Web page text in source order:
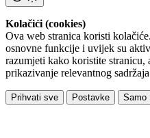
Kolačići (cookies)
Ova web stranica koristi
osnovne funkcije i uvijek su
razumjeti kako koristite stranicu,
prikazivanje relevantnog
Prihvati sve Postavke Samo